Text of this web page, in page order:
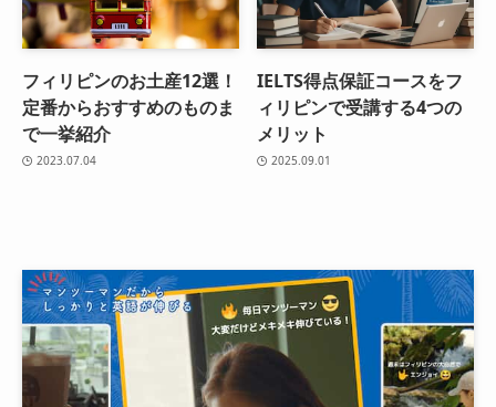
フィリピンのお土産12選！
定番からおすすめのものま
で一挙紹介
2023.07.04
IELTS得点保証コースをフ
ィリピンで受講する4つの
メリット
2025.09.01